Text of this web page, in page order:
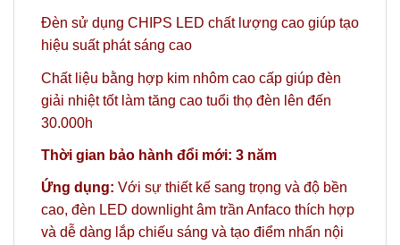
Đèn sử dụng CHIPS LED chất lượng cao giúp tạo
hiệu suất phát sáng cao
Chất liệu bằng hợp kim nhôm cao cấp giúp đèn
giải nhiệt tốt làm tăng cao tuổi thọ đèn lên đến
30.000h
Thời gian bảo hành đổi mới: 3 năm
Ứng dụng: Với sự thiết kế sang trọng và độ bền
cao, đèn LED downlight âm trần Anfaco thích hợp
và dễ dàng lắp chiếu sáng và tạo điểm nhấn nội